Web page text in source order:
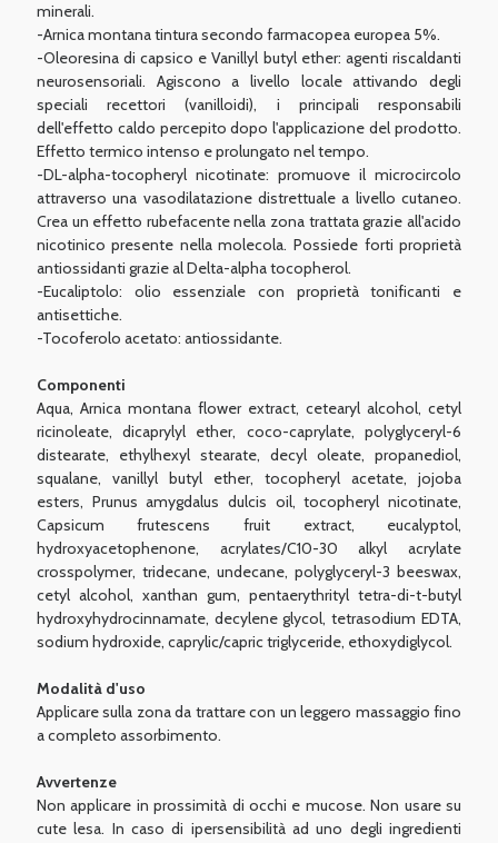
minerali.
-Arnica montana tintura secondo farmacopea europea 5%.
-Oleoresina di capsico e Vanillyl butyl ether: agenti riscaldanti
neurosensoriali. Agiscono a livello locale attivando degli
speciali recettori (vanilloidi), i principali responsabili
dell'effetto caldo percepito dopo l'applicazione del prodotto.
Effetto termico intenso e prolungato nel tempo.
-DL-alpha-tocopheryl nicotinate: promuove il microcircolo
attraverso una vasodilatazione distrettuale a livello cutaneo.
Crea un effetto rubefacente nella zona trattata grazie all'acido
nicotinico presente nella molecola. Possiede forti proprietà
antiossidanti grazie al Delta-alpha tocopherol.
-Eucaliptolo: olio essenziale con proprietà tonificanti e
antisettiche.
-Tocoferolo acetato: antiossidante.
Componenti
Aqua, Arnica montana flower extract, cetearyl alcohol, cetyl
ricinoleate, dicaprylyl ether, coco-caprylate, polyglyceryl-6
distearate, ethylhexyl stearate, decyl oleate, propanediol,
squalane, vanillyl butyl ether, tocopheryl acetate, jojoba
esters, Prunus amygdalus dulcis oil, tocopheryl nicotinate,
Capsicum frutescens fruit extract, eucalyptol,
hydroxyacetophenone, acrylates/C10-30 alkyl acrylate
crosspolymer, tridecane, undecane, polyglyceryl-3 beeswax,
cetyl alcohol, xanthan gum, pentaerythrityl tetra-di-t-butyl
hydroxyhydrocinnamate, decylene glycol, tetrasodium EDTA,
sodium hydroxide, caprylic/capric triglyceride, ethoxydiglycol.
Modalità d'uso
Applicare sulla zona da trattare con un leggero massaggio fino
a completo assorbimento.
Avvertenze
Non applicare in prossimità di occhi e mucose. Non usare su
cute lesa. In caso di ipersensibilità ad uno degli ingredienti